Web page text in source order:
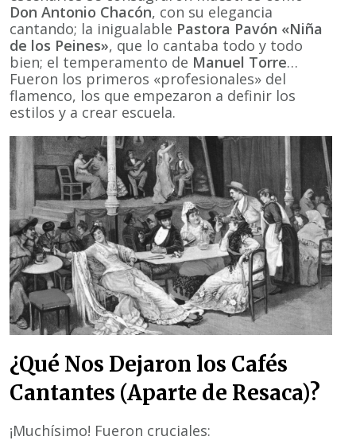
Don Antonio Chacón, con su elegancia
cantando; la inigualable Pastora Pavón «Niña
de los Peines», que lo cantaba todo y todo
bien; el temperamento de Manuel Torre…
Fueron los primeros «profesionales» del
flamenco, los que empezaron a definir los
estilos y a crear escuela.
¿Qué Nos Dejaron los Cafés
Cantantes (Aparte de Resaca)?
¡Muchísimo! Fueron cruciales: